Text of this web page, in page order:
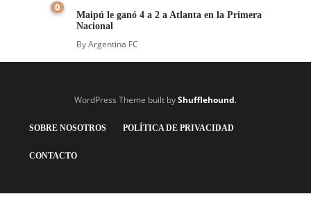
0
Maipú le ganó 4 a 2 a Atlanta en la Primera
Nacional
ByArgentina FC
WordPress Theme built byShufflehound.
SOBRE NOSOTROS POLÍTICA DE PRIVACIDAD
CONTACTO